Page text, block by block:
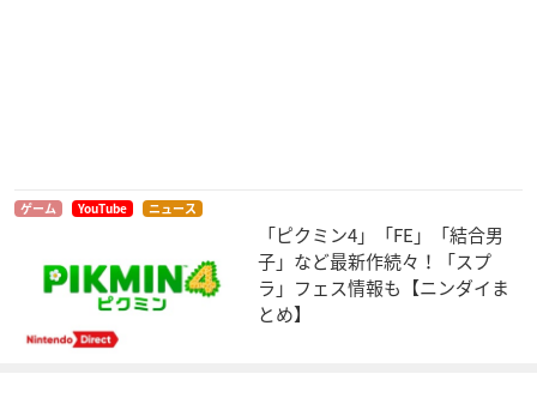
ゲーム YouTube ニュース
「ピクミン4」「FE」「結合男
子」など最新作続々！「スプ
ラ」フェス情報も【ニンダイま
とめ】